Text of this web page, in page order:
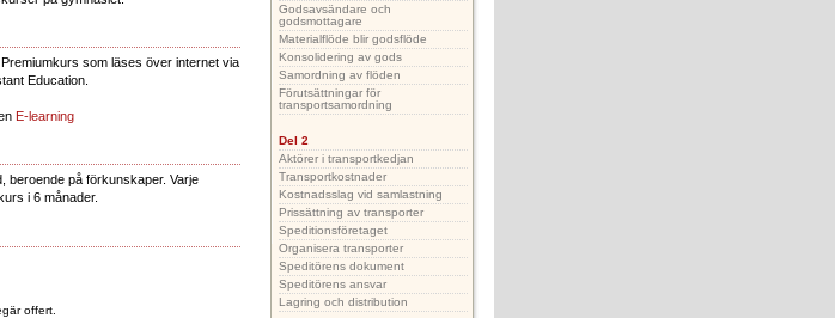
som läses över internet via
Education.
E-learning
beroende på förkunskaper. Varje
i 6 månader.
offert.
Godsavsändare och
godsmottagare
Materialflöde blir godsflöde
Konsolidering av gods
Samordning av flöden
Förutsättningar för
transportsamordning
Del 2
Aktörer i transportkedjan
Transportkostnader
Kostnadsslag vid samlastning
Prissättning av transporter
Speditionsföretaget
Organisera transporter
Speditörens dokument
Speditörens ansvar
Lagring och distribution